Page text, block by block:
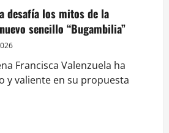
desafía los mitos de la
sencillo “Bugambilia”
Francisca Valenzuela ha
y valiente en su propuesta